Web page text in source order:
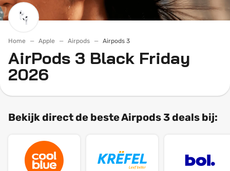
Home Apple Airpods Airpods 3
AirPods 3 Black Friday
2026
Bekijk direct de beste Airpods 3 deals bij: